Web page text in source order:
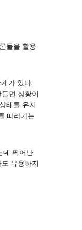
들을 활용
가 있다.
면 상황이
태를 유지
따라가는
데 뛰어난
유용하지